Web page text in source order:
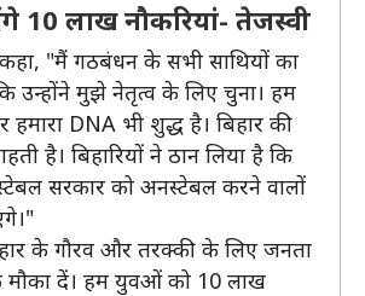
10 लाख नौकरियां- तेजस्वी
"मैं गठबंधन के सभी साथियों का
उन्होंने मुझे नेतृत्व के लिए चुना। हम
हमारा DNA भी शुद्ध है। बिहार की
है। बिहारियों ने ठान लिया है कि
सरकार को अनस्टेबल करने वालों
के गौरव और तरक्की के लिए जनता
मौका दें। हम युवओं को 10 लाख